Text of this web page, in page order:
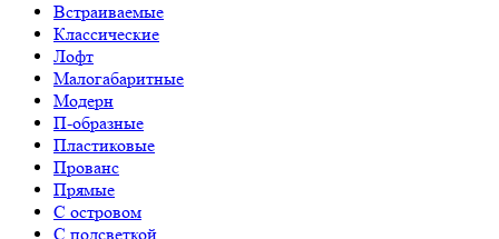
Встраиваемые
Классические
Лофт
Малогабаритные
Модерн
П-образные
Пластиковые
Прованс
Прямые
С островом
С подсветкой